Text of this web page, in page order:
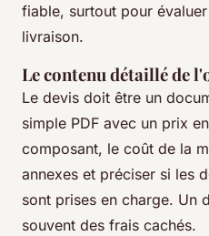
fiable, surtout pour
livraison.
Le contenu détaillé de
Le devis doit être un
simple PDF avec un prix
composant, le coût de la
annexes et préciser si les
sont prises en charge. Un
souvent des frais cachés.